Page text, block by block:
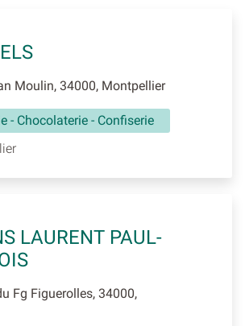
Moulin, 34000, Montpellier
- Chocolaterie - Confiserie
LAURENT PAUL-
Fg Figuerolles, 34000,